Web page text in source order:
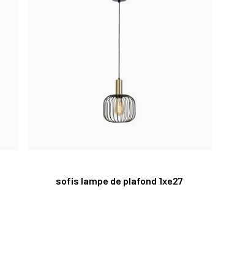
sofis lampe de plafond 1xe27